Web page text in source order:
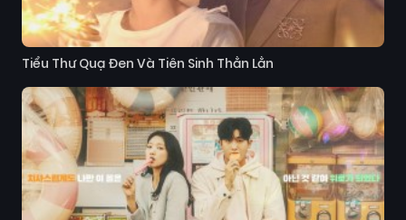
Tiểu Thư Quạ Đen Và Tiên Sinh Thằn Lằn